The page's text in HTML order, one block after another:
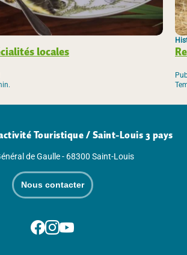
locales
Touristique / Saint-Louis 3 pays
de Gaulle - 68300 Saint-Louis
Nous contacter
Suivez-nous sur Facebook
Suivez-nous sur Instagram
Suivez-nous sur Youtube